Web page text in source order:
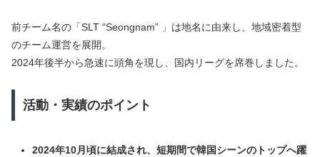
前チーム名の「SLT “Seongnam” 」は地名に由来し、地域密着型
のチーム運営を展開。
2024年後半から急速に頭角を現し、国内リーグを席巻しました。
活動・実績のポイント
2024年10月頃に結成され、短期間で韓国シーンのトップへ躍